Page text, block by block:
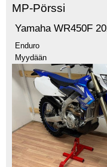
MP-Pörssi
Yamaha WR450F
Enduro
Myydään